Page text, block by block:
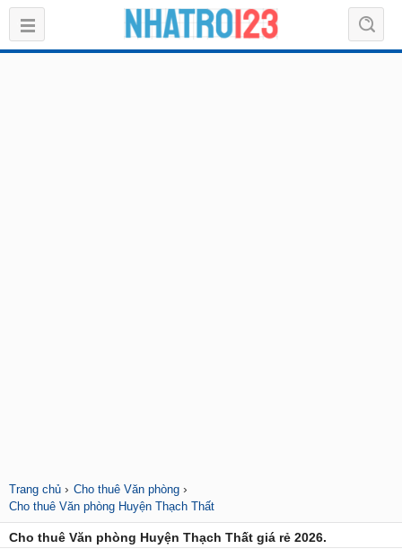
Trang chủ › Cho thuê Văn phòng ›
Cho thuê Văn phòng Huyện Thạch Thất
Cho thuê Văn phòng Huyện Thạch Thất giá rẻ 2026.